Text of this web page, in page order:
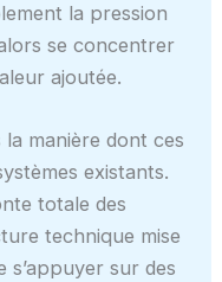
la pression
se concentrer
ajoutée.
manière dont ces
existants.
totale des
technique mise
s’appuyer sur des